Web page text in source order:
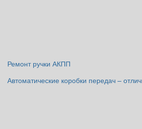
Ремонт ручки АКПП
Автоматические коробки передач –